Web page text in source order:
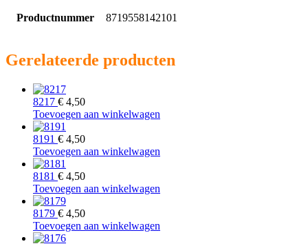
Productnummer 8719558142101
Gerelateerde producten
8217 € 4,50
Toevoegen aan winkelwagen
8191 € 4,50
Toevoegen aan winkelwagen
8181 € 4,50
Toevoegen aan winkelwagen
8179 € 4,50
Toevoegen aan winkelwagen